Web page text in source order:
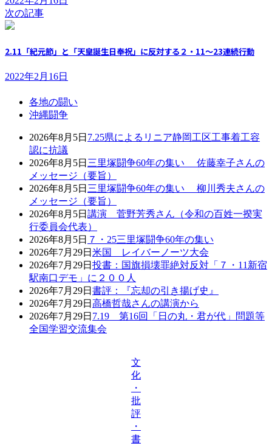
次の記事
2.11「紀元節」と「天皇誕生日奉祝」に反対する２・11～23連続行動
2022年2月16日
各地の闘い
沖縄闘争
2026年8月5日 7.25県によるリニア静岡工区工事着工容
認に抗議
2026年8月5日 三里塚闘争60年の集い 佐藤幸子さんの
メッセージ（要旨）
2026年8月5日 三里塚闘争60年の集い 柳川秀夫さんの
メッセージ（要旨）
2026年8月5日 講演 菅野芳秀さん（令和の百姓一揆実
行委員会代表）
2026年8月5日 ７・25三里塚闘争60年の集い
2026年7月29日 米国 レイバーノーツ大会
2026年7月29日 投書：国旗損壊罪絶対反対「７・11新宿
駅南口デモ」に２００人
2026年7月29日 書評：『忘却の引き揚げ史』
2026年7月29日 高橋哲哉さんの講演から
2026年7月29日 7.19 第16回「日の丸・君が代」問題等
全国学習交流集会
文
化
・
批
評
・
書